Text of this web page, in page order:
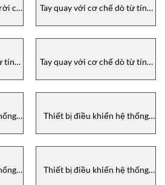
cơ
Tay quay với cơ chế dò từ tính
HKD Euchner
tính
Tay quay với cơ chế dò từ tính
HKB Euchner
Thiết bị điều khiển hệ thống
Thiết bị điều khiển hệ thống